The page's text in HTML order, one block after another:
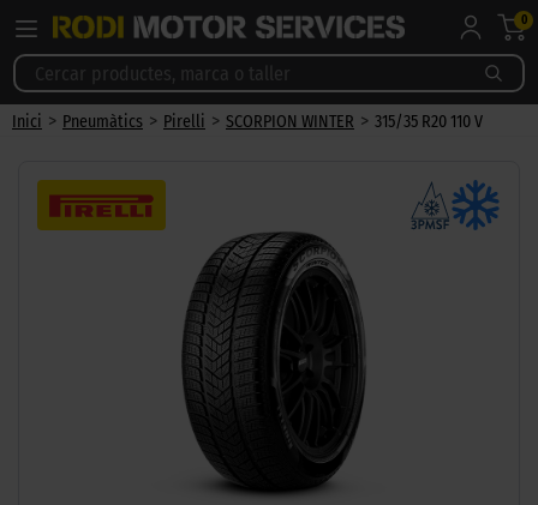
0
Inici > Pneumàtics > Pirelli > SCORPION WINTER > 315/35 R20 110 V